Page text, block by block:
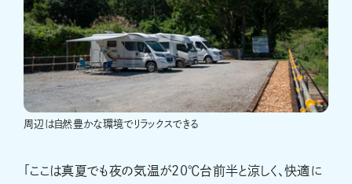
周辺は自然豊かな環境でリラックスできる
「ここは真夏でも夜の気温が20℃台前半と涼しく、快適に